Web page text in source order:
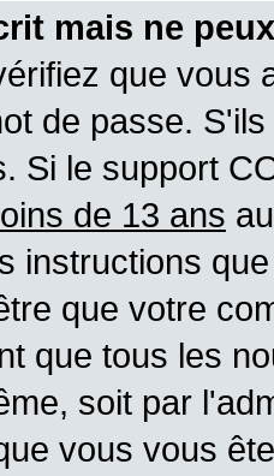
mais ne
que vous
de passe.
Si le support
de 13 ans
instructions
que votre
que tous les
soit par
vous vous